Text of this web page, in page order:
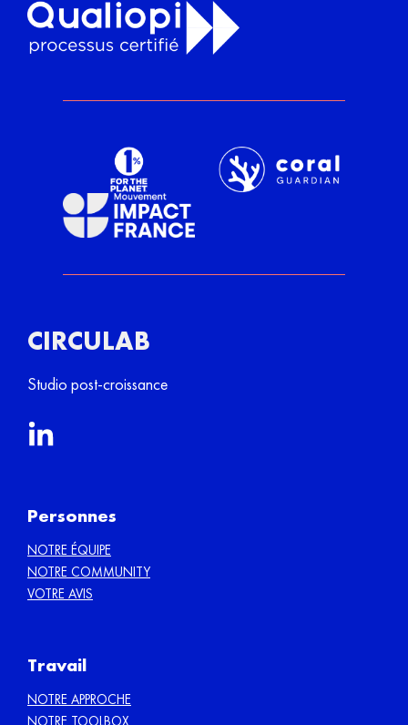
CIRCULAB
Studio post-croissance
Personnes
NOTRE ÉQUIPE
NOTRE COMMUNITY
VOTRE AVIS
Travail
NOTRE APPROCHE